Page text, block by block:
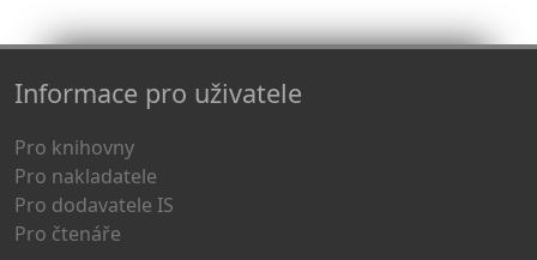
Informace pro uživatele
Pro knihovny
Pro nakladatele
Pro dodavatele IS
Pro čtenáře